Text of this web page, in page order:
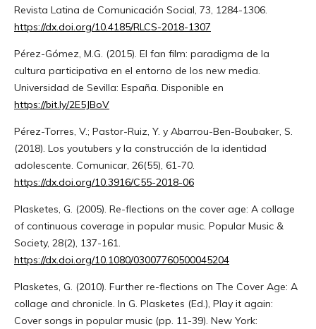
Revista Latina de Comunicación Social, 73, 1284-1306.
https://dx.doi.org/10.4185/RLCS-2018-1307
Pérez-Gómez, M.G. (2015). El fan film: paradigma de la
cultura participativa en el entorno de los new media.
Universidad de Sevilla: España. Disponible en
https://bit.ly/2E5JBoV
Pérez-Torres, V.; Pastor-Ruiz, Y. y Abarrou-Ben-Boubaker, S.
(2018). Los youtubers y la construcción de la identidad
adolescente. Comunicar, 26(55), 61-70.
https://dx.doi.org/10.3916/C55-2018-06
Plasketes, G. (2005). Re-flections on the cover age: A collage
of continuous coverage in popular music. Popular Music &
Society, 28(2), 137-161.
https://dx.doi.org/10.1080/03007760500045204
Plasketes, G. (2010). Further re-flections on The Cover Age: A
collage and chronicle. In G. Plasketes (Ed.), Play it again:
Cover songs in popular music (pp. 11-39). New York: